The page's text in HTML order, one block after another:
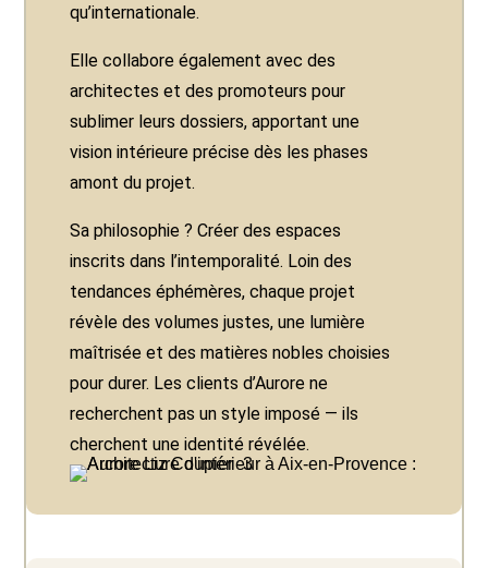
qu’internationale.
Elle collabore également avec des
architectes et des promoteurs pour
sublimer leurs dossiers, apportant une
vision intérieure précise dès les phases
amont du projet.
Sa philosophie ? Créer des espaces
inscrits dans l’intemporalité. Loin des
tendances éphémères, chaque projet
révèle des volumes justes, une lumière
maîtrisée et des matières nobles choisies
pour durer. Les clients d’Aurore ne
recherchent pas un style imposé — ils
cherchent une identité révélée.